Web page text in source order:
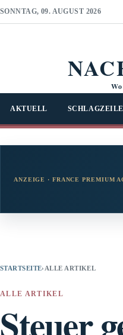
SONNTAG, 09. AUGUST 2026
AKTUELL
ANZEIGE · FRANCE PREMIUM
STARTSEITE› ALLE ARTIKEL
ALLE ARTIKEL
Steuer